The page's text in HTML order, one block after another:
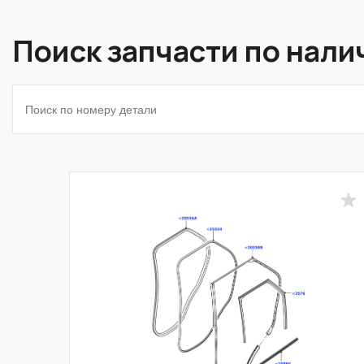
Поиск запчасти по